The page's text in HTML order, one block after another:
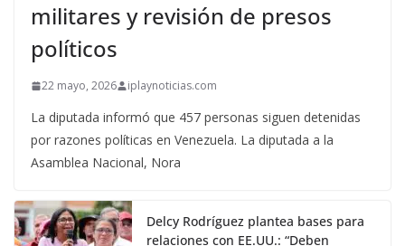
militares y revisión de presos
políticos
22 mayo, 2026 iplaynoticias.com
La diputada informó que 457 personas siguen detenidas
por razones políticas en Venezuela. La diputada a la
Asamblea Nacional, Nora
Delcy Rodríguez plantea bases para
relaciones con EE.UU.: “Deben